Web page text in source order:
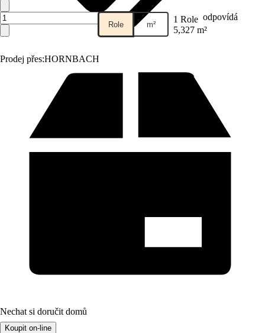
Prodej přes:HORNBACH
Role m² 1 Role odpovídá
5,327 m²
Nechat si doručit domů
Koupit on-line